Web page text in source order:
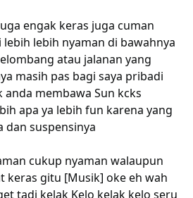
engak keras juga cuman
lebih nyaman di bawahnya
atau jalanan yang
masih pas bagi saya pribadi
membawa Sun kcks
apa ya lebih fun karena yang
dan suspensinya
cukup nyaman walaupun
keras gitu [Musik] oke eh wah
tadi kelak Kelo kelak kelo seru